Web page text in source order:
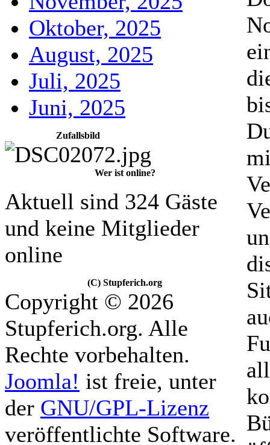
Oktober, 2025
August, 2025
Juli, 2025
Juni, 2025
Zufallsbild
Wer ist online?
Aktuell sind 324 Gäste
und keine Mitglieder
online
(C) Stupferich.org
Copyright © 2026
Stupferich.org. Alle
Rechte vorbehalten.
Joomla! ist freie, unter
der GNU/GPL-Lizenz
veröffentlichte Software.